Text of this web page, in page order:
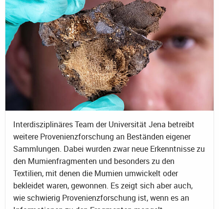
Interdisziplinäres Team der Universität Jena betreibt
weitere Provenienzforschung an Beständen eigener
Sammlungen. Dabei wurden zwar neue Erkenntnisse zu
den Mumienfragmenten und besonders zu den
Textilien, mit denen die Mumien umwickelt oder
bekleidet waren, gewonnen. Es zeigt sich aber auch,
wie schwierig Provenienzforschung ist, wenn es an